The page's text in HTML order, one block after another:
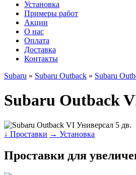
Установка
Примеры работ
Акции
О нас
Оплата
Доставка
Контакты
Subaru » Subaru Outback » Subaru
Subaru Outback
↓ Проставки → Установка
Проставки для